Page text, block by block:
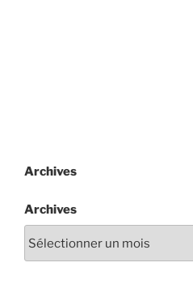
Archives
Archives